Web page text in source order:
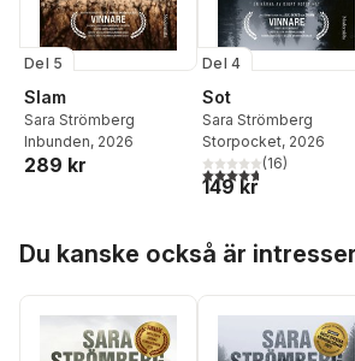
Del 5
Slam
Sara Strömberg
Inbunden, 2026
289 kr
Del 4
Sot
Sara Strömberg
Storpocket, 2026
4,7utav 5 stjärnor.
(16)
149 kr
Du kanske också är